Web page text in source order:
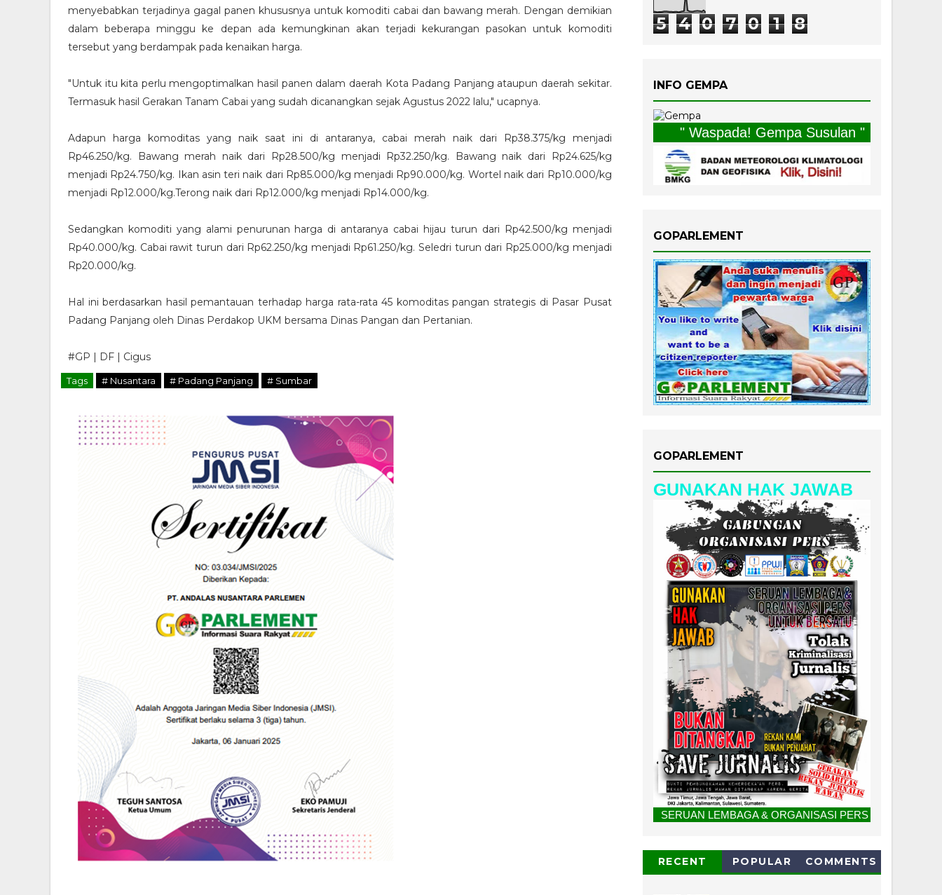
menyebabkan terjadinya gagal panen khususnya untuk komoditi cabai dan bawang merah. Dengan demikian
dalam beberapa minggu ke depan ada kemungkinan akan terjadi kekurangan pasokan untuk komoditi
tersebut yang berdampak pada kenaikan harga.
"Untuk itu kita perlu mengoptimalkan hasil panen dalam daerah Kota Padang Panjang ataupun daerah sekitar.
Termasuk hasil Gerakan Tanam Cabai yang sudah dicanangkan sejak Agustus 2022 lalu," ucapnya.
Adapun harga komoditas yang naik saat ini di antaranya, cabai merah naik dari Rp38.375/kg menjadi
Rp46.250/kg. Bawang merah naik dari Rp28.500/kg menjadi Rp32.250/kg. Bawang naik dari Rp24.625/kg
menjadi Rp24.750/kg. Ikan asin teri naik dari Rp85.000/kg menjadi Rp90.000/kg. Wortel naik dari Rp10.000/kg
menjadi Rp12.000/kg.Terong naik dari Rp12.000/kg menjadi Rp14.000/kg.
Sedangkan komoditi yang alami penurunan harga di antaranya cabai hijau turun dari Rp42.500/kg menjadi
Rp40.000/kg. Cabai rawit turun dari Rp62.250/kg menjadi Rp61.250/kg. Seledri turun dari Rp25.000/kg menjadi
Rp20.000/kg.
Hal ini berdasarkan hasil pemantauan terhadap harga rata-rata 45 komoditas pangan strategis di Pasar Pusat
Padang Panjang oleh Dinas Perdakop UKM bersama Dinas Pangan dan Pertanian.
#GP | DF | Cigus
Tags # Nusantara # Padang Panjang # Sumbar
5 4 0 7 0 1 8
INFO GEMPA
" Waspada! Gempa Susulan "
GOPARLEMENT
GOPARLEMENT
GUNAKAN HAK JAWAB
SERUAN LEMBAGA & ORGANISASI PERS UNTUK BERSATU. "Tolak
RECENT POPULAR COMMENTS